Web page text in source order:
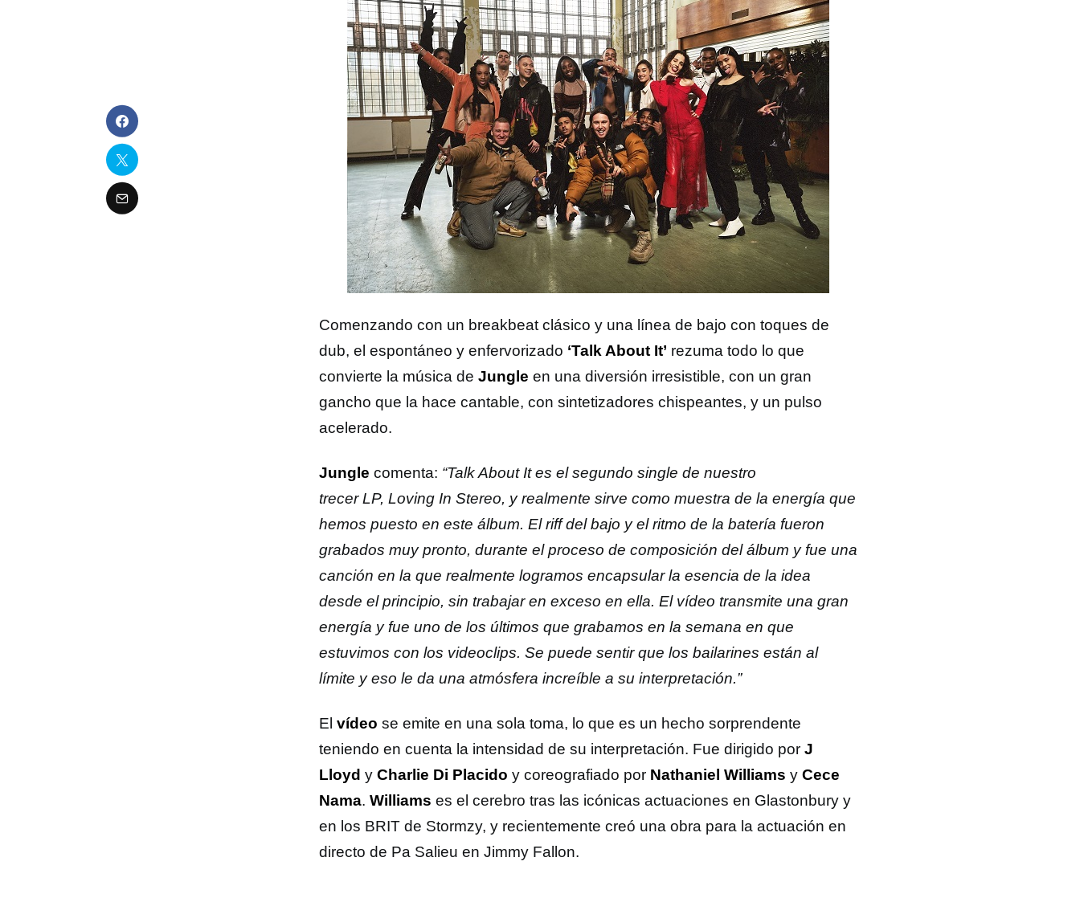
Comenzando con un breakbeat clásico y una línea de bajo con toques de
dub, el espontáneo y enfervorizado ‘Talk About It’ rezuma todo lo que
convierte la música de Jungle en una diversión irresistible, con un gran
gancho que la hace cantable, con sintetizadores chispeantes, y un pulso
acelerado.
Jungle comenta: “Talk About It es el segundo single de nuestro
trecer LP, Loving In Stereo, y realmente sirve como muestra de la energía que
hemos puesto en este álbum. El riff del bajo y el ritmo de la batería fueron
grabados muy pronto, durante el proceso de composición del álbum y fue una
canción en la que realmente logramos encapsular la esencia de la idea
desde el principio, sin trabajar en exceso en ella. El vídeo transmite una gran
energía y fue uno de los últimos que grabamos en la semana en que
estuvimos con los videoclips. Se puede sentir que los bailarines están al
límite y eso le da una atmósfera increíble a su interpretación.”
El vídeo se emite en una sola toma, lo que es un hecho sorprendente
teniendo en cuenta la intensidad de su interpretación. Fue dirigido por J
Lloyd y Charlie Di Placido y coreografiado por Nathaniel Williams y Cece
Nama. Williams es el cerebro tras las icónicas actuaciones en Glastonbury y
en los BRIT de Stormzy, y recientemente creó una obra para la actuación en
directo de Pa Salieu en Jimmy Fallon.